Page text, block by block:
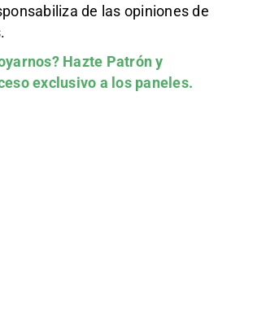
de las opiniones de
Hazte Patróny
exclusivo a los paneles.